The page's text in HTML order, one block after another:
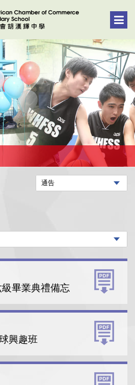
畢業典禮備忘
興趣班